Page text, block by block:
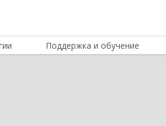
Поддержка и обучение